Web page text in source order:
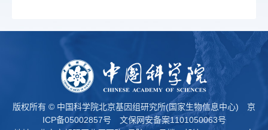
版权所有 © 中国科学院北京基因组研究所(国家生物信息中心) 京
ICP备05002857号
文保网安备案1101050063号